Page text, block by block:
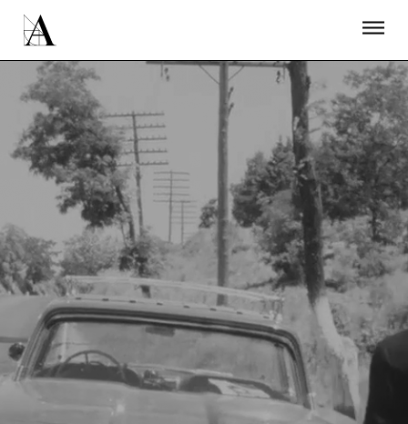
ACTUALIDAD
PROYECTOS
RESIDENCIAS
ÚNETE A LA ACADEMIA DE CINE
PRENSA
NEWSLETTER